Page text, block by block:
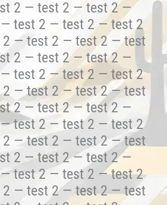
2 — test 2 — test 2 —
test 2 — test 2 — test 2
— test 2 — test 2 — test
2 — test 2 — test 2 —
test 2 — test 2 — test 2
— test 2 — test 2 — test
2 — test 2 — test 2 —
test 2 — test 2 — test 2
— test 2 — test 2 — test
2 — test 2 — test 2 —
test 2 — test 2 — test 2
— test 2 — test 2 — test